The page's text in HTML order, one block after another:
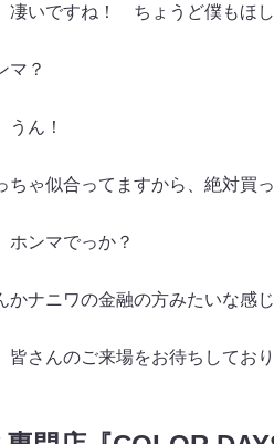
凄いですね！ ちょうど僕もほし
？
うん！
ゃ似合ってますから、絶対買っ
ホンマでっか？
ナニワの金融の方みたいな感
皆さんのご来場をお待ちしており